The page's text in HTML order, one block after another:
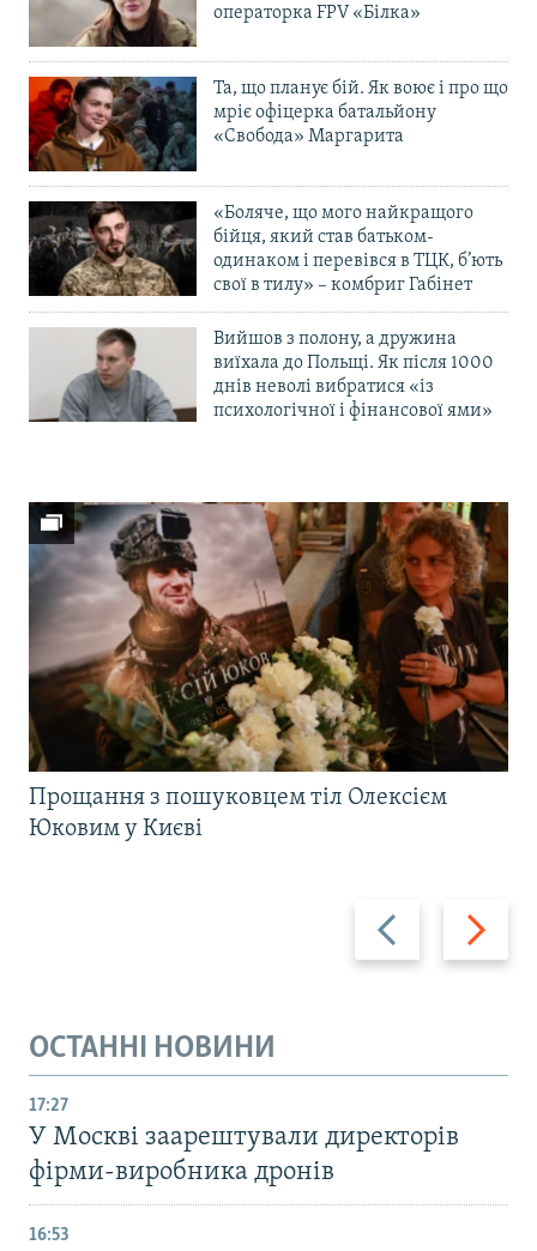
операторка FPV «Білка»
Та, що планує бій. Як воює і про що
мріє офіцерка батальйону
«Свобода» Маргарита
«Боляче, що мого найкращого
бійця, який став батьком-
одинаком і перевівся в ТЦК, б’ють
свої в тилу» – комбриг Габінет
Вийшов з полону, а дружина
виїхала до Польщі. Як після 1000
днів неволі вибратися «із
психологічної і фінансової ями»
Назад Вперед
Прощання з пошуковцем тіл Олексієм
Юковим у Києві
ОСТАННІ НОВИНИ
17:27
У Москві заарештували директорів
фірми-виробника дронів
16:53